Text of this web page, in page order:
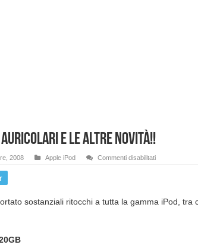
auricolari e le altre novità!!
2008 Apple iPod Commenti disabilitatisu
e
le
sostanziali ritocchi a tutta la gamma iPod, tra